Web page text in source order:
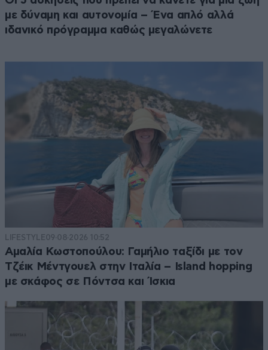
με δύναμη και αυτονομία – Ένα απλό αλλά
ιδανικό πρόγραμμα καθώς μεγαλώνετε
LIFESTYLE09·08·2026 10:52
Αμαλία Κωστοπούλου: Γαμήλιο ταξίδι με τον
Τζέικ Μέντγουελ στην Ιταλία – Island hopping
με σκάφος σε Πόντσα και Ίσκια